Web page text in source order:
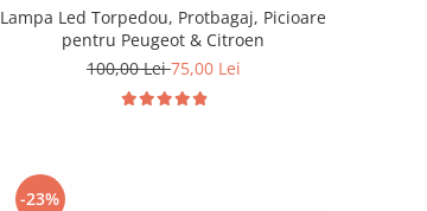
Lampa Led Torpedou, Protbagaj, Picioare
pentru Peugeot & Citroen
100,00 Lei75,00 Lei
-23%